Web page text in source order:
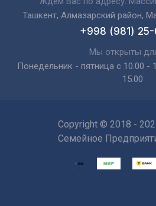
Ташкент, Алмазарский район,
+998 (981)
Мы открыты
Понедельник - пятница с 10.00 -
15.00
Copyright © 2018 -
Семейное